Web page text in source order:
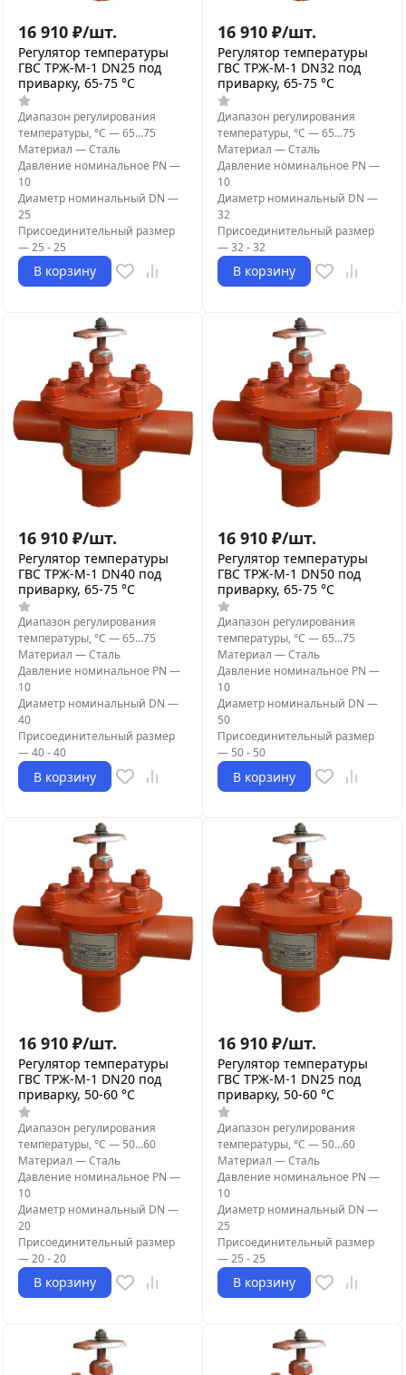
16 910 ₽/шт.
Регулятор температуры
ГВС ТРЖ-М-1 DN25 под
приварку, 65-75 °C
Диапазон регулирования
температуры, °С —65...75
Материал —Сталь
Давление номинальное PN —
10
Диаметр номинальный DN —
25
Присоединительный размер
—25 - 25
В корзину
16 910 ₽/шт.
Регулятор температуры
ГВС ТРЖ-М-1 DN32 под
приварку, 65-75 °C
Диапазон регулирования
температуры, °С —65...75
Материал —Сталь
Давление номинальное PN —
10
Диаметр номинальный DN —
32
Присоединительный размер
—32 - 32
В корзину
16 910 ₽/шт.
Регулятор температуры
ГВС ТРЖ-М-1 DN40 под
приварку, 65-75 °C
Диапазон регулирования
температуры, °С —65...75
Материал —Сталь
Давление номинальное PN —
10
Диаметр номинальный DN —
40
Присоединительный размер
—40 - 40
В корзину
16 910 ₽/шт.
Регулятор температуры
ГВС ТРЖ-М-1 DN50 под
приварку, 65-75 °C
Диапазон регулирования
температуры, °С —65...75
Материал —Сталь
Давление номинальное PN —
10
Диаметр номинальный DN —
50
Присоединительный размер
— 50 - 50
В корзину
16 910 ₽/шт.
Регулятор температуры
ГВС ТРЖ-М-1 DN20 под
приварку, 50-60 °C
Диапазон регулирования
температуры, °С — 50...60
Материал —Сталь
Давление номинальное PN —
10
Диаметр номинальный DN —
20
Присоединительный размер
—20 - 20
В корзину
16 910 ₽/шт.
Регулятор температуры
ГВС ТРЖ-М-1 DN25 под
приварку, 50-60 °C
Диапазон регулирования
температуры, °С — 50...60
Материал —Сталь
Давление номинальное PN —
10
Диаметр номинальный DN —
25
Присоединительный размер
—25 - 25
В корзину